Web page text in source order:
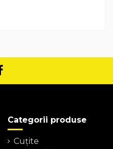
Categorii produse
Cuțite